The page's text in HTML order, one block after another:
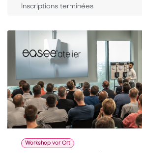
Inscriptions terminées
Workshop vor Ort